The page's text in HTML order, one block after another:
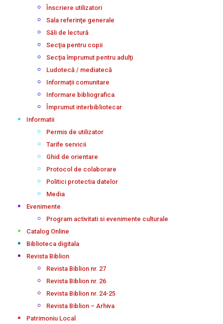
Înscriere utilizatori
Sala referinţe generale
Săli de lectură
Secţia pentru copii
Secţia împrumut pentru adulţi
Ludotecă / mediatecă
Informații comunitare
Informare bibliografica
Împrumut interbibliotecar
Informatii
Permis de utilizator
Tarife servicii
Ghid de orientare
Protocol de colaborare
Politici protectia datelor
Media
Evenimente
Program activitati si evenimente culturale
Catalog Online
Biblioteca digitala
Revista Biblion
Revista Biblion nr. 27
Revista Biblion nr. 26
Revista Biblion nr. 24-25
Revista Biblion – Arhiva
Patrimoniu Local